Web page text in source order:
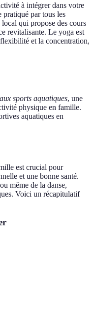
à intégrer dans votre
pratiqué par tous les
qui propose des cours
revitalisante. Le yoga est
et la concentration,
sports aquatiques, une
physique en famille.
aquatiques en
est crucial pour
et une bonne santé.
même de la danse,
Voici un récapitulatif